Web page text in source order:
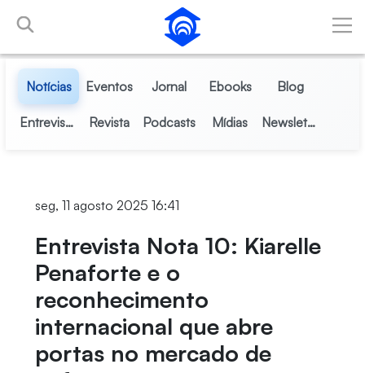
Pular para o Conteúdo principal
Notícias Eventos Jornal Ebooks Blog
Entrevistas Revista Podcasts Mídias Newsletter
seg, 11 agosto 2025 16:41
Entrevista Nota 10: Kiarelle
Penaforte e o
reconhecimento
internacional que abre
portas no mercado de